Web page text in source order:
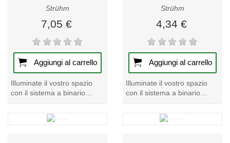
Strühm
7,05 €
Aggiungi al carrello
Illuminate il vostro spazio
con il sistema a binario
argentato CONNECTOR L,
un pezzo forte della nostra
collezione di...
Strühm
4,34 €
Aggiungi al carrello
Illuminate il vostro spazio
con il sistema a binario
CONNECTOR L bianco.
Questo esclusivo
apparecchio a binario offre...